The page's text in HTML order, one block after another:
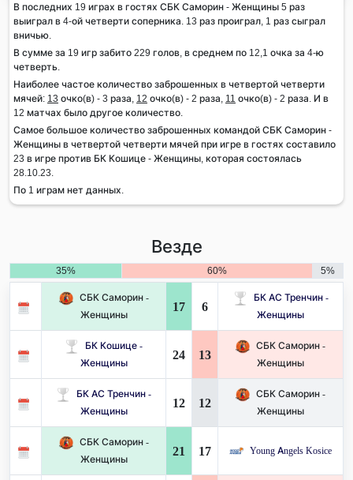
В последних 19 играх в гостях СБК Саморин - Женщины 5 раз
выиграл в 4-ой четверти соперника. 13 раз проиграл, 1 раз сыграл
вничью.
В сумме за 19 игр забито 229 голов, в среднем по 12,1 очка за 4-ю
четверть.
Наиболее частое количество заброшенных в четвертой четверти
мячей: 13 очко(в) - 3 раза, 12 очко(в) - 2 раза, 11 очко(в) - 2 раза. И в
12 матчах было другое количество.
Самое большое количество заброшенных командой СБК Саморин -
Женщины в четвертой четверти мячей при игре в гостях составило
23 в игре против БК Кошице - Женщины, которая состоялась
28.10.23.
По 1 играм нет данных.
Везде
35% 60% 5%
СБК Саморин -
Женщины
17 6
БК АС Тренчин -
Женщины
БК Кошице -
Женщины
24 13
СБК Саморин -
Женщины
БК АС Тренчин -
Женщины
12 12
СБК Саморин -
Женщины
СБК Саморин -
Женщины
21 17 Young Angels Kosice